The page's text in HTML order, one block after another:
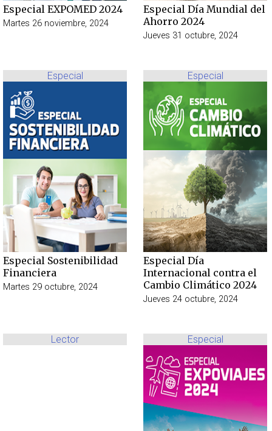
Especial EXPOMED 2024
Martes 26 noviembre, 2024
Especial Día Mundial del
Ahorro 2024
Jueves 31 octubre, 2024
Especial
Especial Sostenibilidad
Financiera
Martes 29 octubre, 2024
Especial
Especial Día
Internacional contra el
Cambio Climático 2024
Jueves 24 octubre, 2024
Lector Especial